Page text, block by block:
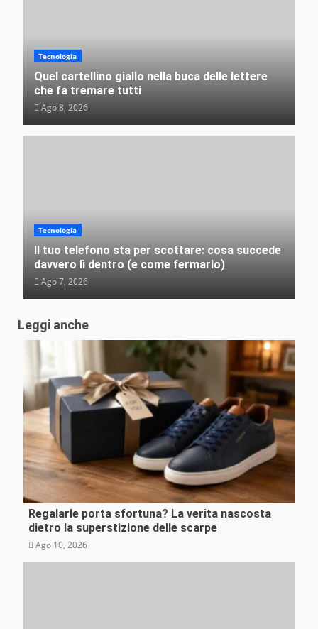
abbandonati?
VEB Ago 3, 2026
Tecnologia
Quel cartellino giallo nella buca delle lettere
che fa tremare tutti
Ago 8, 2026
Tecnologia
Il tuo telefono sta per scottare: cosa succede
davvero lì dentro (e come fermarlo)
Ago 7, 2026
Leggi anche
Curiosità
Regalarle porta sfortuna? La verita nascosta
dietro la superstizione delle scarpe
Ago 10, 2026